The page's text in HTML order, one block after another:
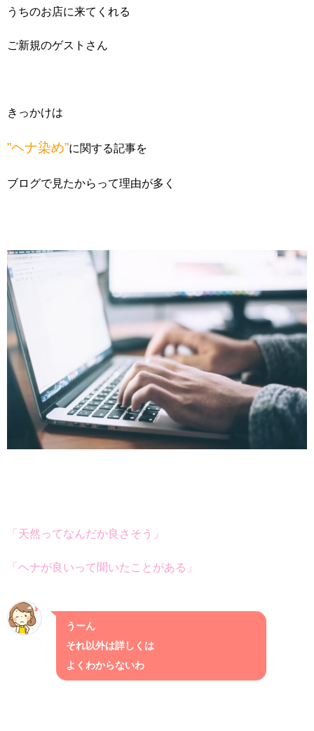
うちのお店に来てくれる
ご新規のゲストさん
きっかけは
”ヘナ染め”に関する記事を
ブログで見たからって理由が多く
「天然ってなんだか良さそう」
「ヘナが良いって聞いたことがある」
うーん
それ以外は詳しくは
よくわからないわ